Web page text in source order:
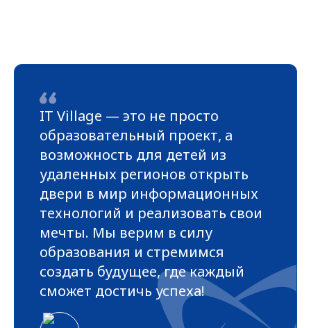
IT Village — это не просто
образовательный проект, а
возможность для детей из
удаленных регионов открыть
двери в мир информационных
технологий и реализовать свои
мечты. Мы верим в силу
образования и стремимся
создать будущее, где каждый
сможет достичь успеха!